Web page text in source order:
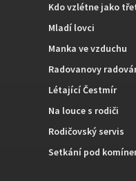
Kdo vzlétne jako
Mladí lovci
Manka ve vzduchu
Radovanovy
Létající Čestmír
Na louce s rodiči
Rodičovský servis
Setkání pod